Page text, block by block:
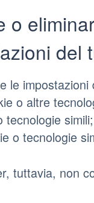
o
del
le
o altre
tecnologie simili;
o tecnologie
tuttavia, non